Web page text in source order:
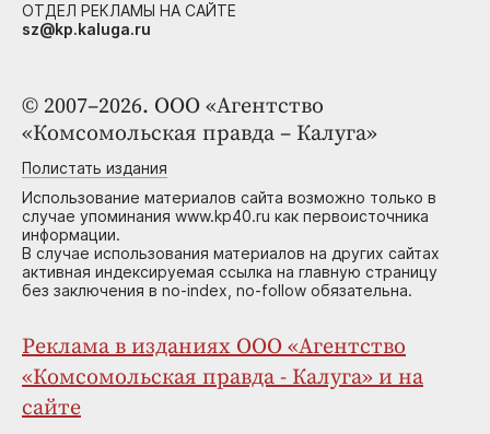
© 2007–2026. ООО «Агентство
«Комсомольская правда – Калуга»
Полистать издания
Использование материалов сайта возможно только в
случае упоминания www.kp40.ru как первоисточника
информации.
В случае использования материалов на других сайтах
активная индексируемая ссылка на главную страницу
без заключения в no-index, no-follow обязательна.
Реклама в изданиях ООО «Агентство
«Комсомольская правда - Калуга» и на
сайте
ОТДЕЛ РЕКЛАМЫ НА САЙТЕ
sz@kp.kaluga.ru